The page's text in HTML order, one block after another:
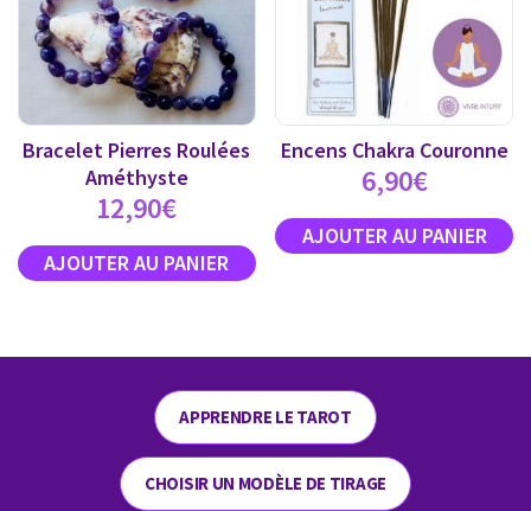
Bracelet Pierres Roulées
Améthyste
12,90€
Encens Chakra Couronne
6,90€
APPRENDRE LE TAROT
CHOISIR UN MODÈLE DE TIRAGE